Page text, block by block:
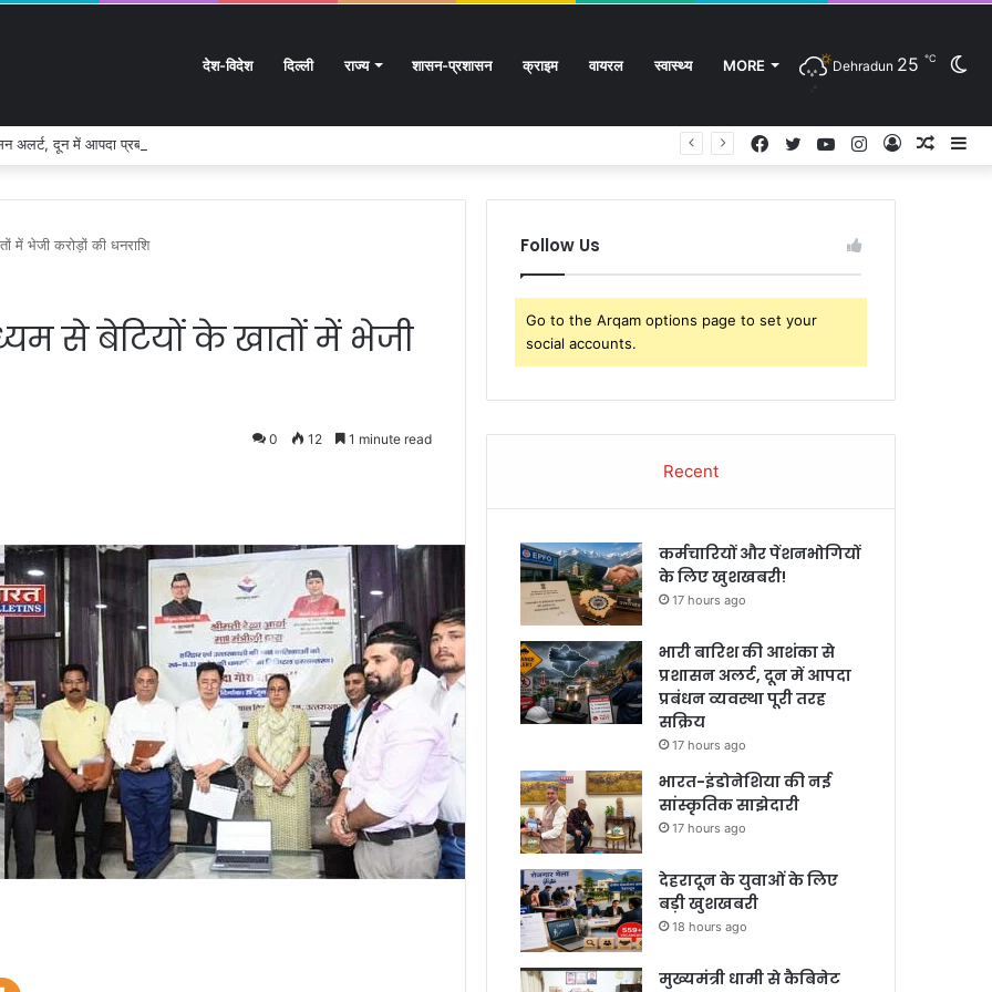
देश-विदेश दिल्ली राज्य शासन-प्रशासन क्राइम वायरल स्वास्थ्य MORE Dehradun 25 ℃
अलर्ट, दून में आपदा प्रबंधन व्यवस्था पूरी तरह सक्रिय
Log
Instagram
YouTube
Twitter
Facebook
में भेजी करोड़ों की धनराशि
से बेटियों के खातों में भेजी
0 12 1 minute read
Follow Us
Go to the Arqam options page to set your
social accounts.
Recent
कर्मचारियों और पेंशनभोगियों
के लिए खुशखबरी!
17 hours ago
भारी बारिश की आशंका से
प्रशासन अलर्ट, दून में आपदा
प्रबंधन व्यवस्था पूरी तरह
सक्रिय
17 hours ago
भारत-इंडोनेशिया की नई
सांस्कृतिक साझेदारी
17 hours ago
देहरादून के युवाओं के लिए
बड़ी खुशखबरी
18 hours ago
मुख्यमंत्री धामी से कैबिनेट